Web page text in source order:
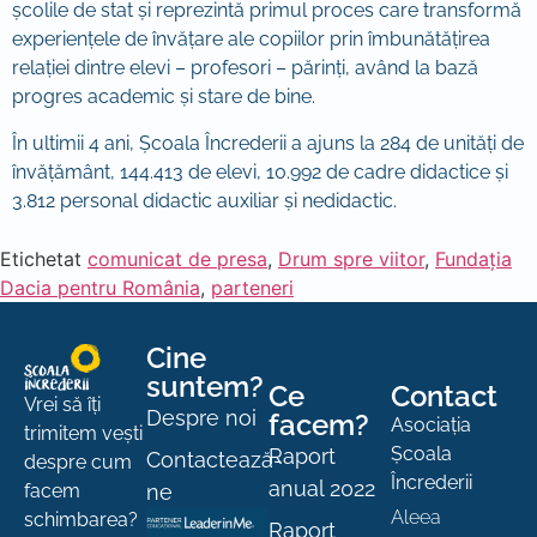
școlile de stat și reprezintă primul proces care transformă
experienţele de învăţare ale copiilor prin îmbunătățirea
relaţiei dintre elevi – profesori – părinţi, având la bază
progres academic și stare de bine.
În ultimii 4 ani, Școala Încrederii a ajuns la 284 de unități de
învățământ, 144.413 de elevi, 10.992 de cadre didactice și
3.812 personal didactic auxiliar și nedidactic.
Etichetat comunicat de presa, Drum spre viitor, Fundația
Dacia pentru România, parteneri
Vrei să îți
trimitem vești
despre cum
facem
schimbarea?
Cine
suntem?
Despre noi
Contactează-
ne
Ce
facem?
Raport
anual 2022
Raport
Contact
Asociația
Școala
Încrederii
Aleea